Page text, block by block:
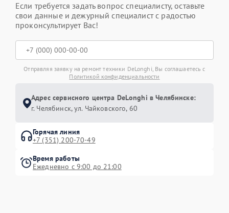
Если требуется задать вопрос специалисту, оставьте
свои данные и дежурный специалист с радостью
проконсультирует Вас!
Отправляя заявку на ремонт техники DeLonghi, Вы соглашаетесь с
Политикой конфиденциальности
Адрес сервисного центра DeLonghi в Челябинске:
г. Челябинск, ул. Чайковского, 60
Горячая линия
+7 (351) 200-70-49
Время работы
Ежедневно с 9:00 до 21:00